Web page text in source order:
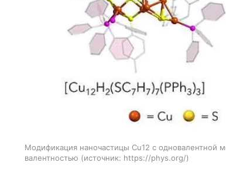
Модификация наночастицы Cu12 с одновалентной
валентностью
источник: https://phys.org/